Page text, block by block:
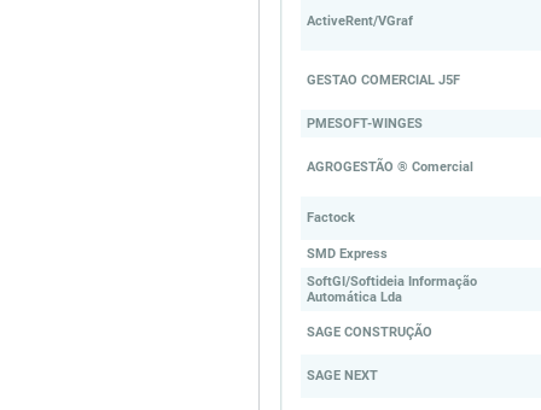
ActiveRent/VGraf
GESTAO COMERCIAL J5F
PMESOFT-WINGES
AGROGESTÃO ® Comercial
Factock
SMD Express
SoftGI/Softideia Informação
Automática Lda
SAGE CONSTRUÇÃO
SAGE NEXT